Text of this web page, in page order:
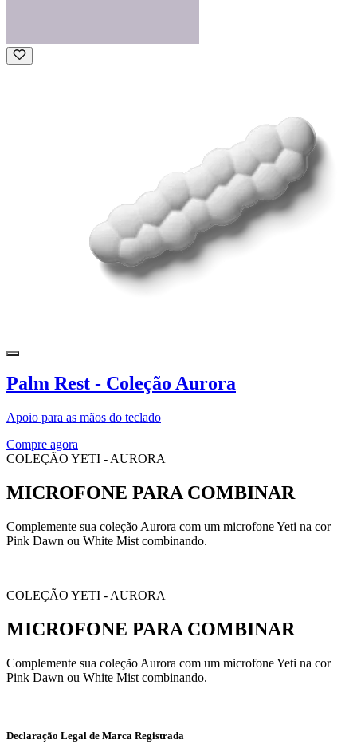
Palm Rest - Coleção Aurora
Apoio para as mãos do teclado
Compre agora
COLEÇÃO YETI - AURORA
MICROFONE PARA COMBINAR
Complemente sua coleção Aurora com um microfone Yeti na cor
Pink Dawn ou White Mist combinando.
COLEÇÃO YETI - AURORA
MICROFONE PARA COMBINAR
Complemente sua coleção Aurora com um microfone Yeti na cor
Pink Dawn ou White Mist combinando.
Declaração Legal de Marca Registrada